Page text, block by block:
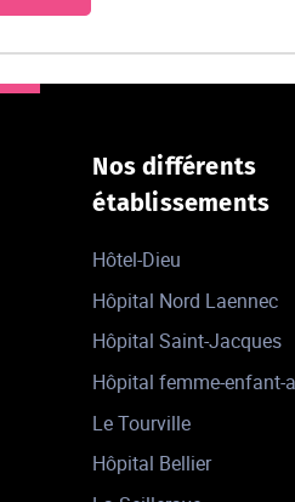
Nos différents
établissements
Hôtel-Dieu
Hôpital Nord Laennec
Hôpital Saint-Jacques
Hôpital femme-enfant-
Le Tourville
Hôpital Bellier